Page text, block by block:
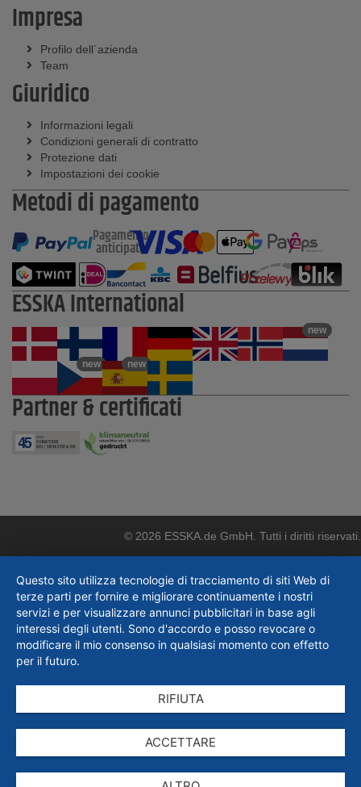
Impresa
Profilo dell´azienda
Team
Giuridico
Informazioni legali
Condizioni generali di contratto
Protezione dati
Impostazioni dei cookie
Metodi di pagamento
Pagamento
anticipato
ESSKA International
new
new new
Partner & certificati
© 2026 ESSKA.de GmbH. Tutti i diritti riservati.
Questo sito utilizza tecnologie di tracciamento di siti Web di
terze parti per fornire e migliorare continuamente i nostri
servizi e per visualizzare annunci pubblicitari in base agli
interessi degli utenti. Sono d'accordo e posso revocare o
modificare il mio consenso in qualsiasi momento con effetto
per il futuro.
RIFIUTA
ACCETTARE